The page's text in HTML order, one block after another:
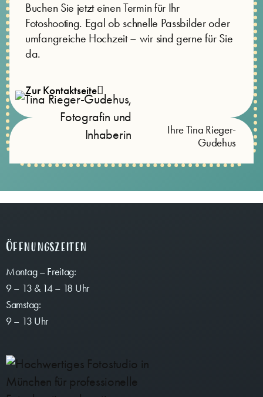
Buchen Sie jetzt einen Termin für Ihr
Fotoshooting. Egal ob schnelle Passbilder oder
umfangreiche Hochzeit – wir sind gerne für Sie
da.
Zur Kontaktseite
Ihre Tina Rieger-
Gudehus
Öffnungszeiten
Montag – Freitag:
9 – 13 & 14 – 18 Uhr
Samstag:
9 – 13 Uhr